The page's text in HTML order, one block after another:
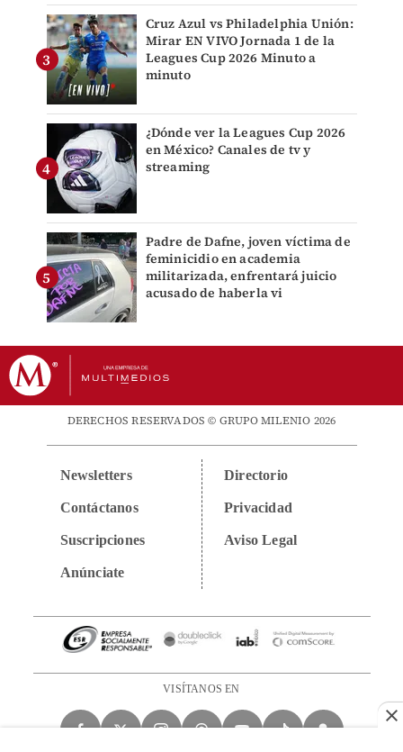
Cruz Azul vs Philadelphia Unión:
Mirar EN VIVO Jornada 1 de la
Leagues Cup 2026 Minuto a
minuto
¿Dónde ver la Leagues Cup 2026
en México? Canales de tv y
streaming
Padre de Dafne, joven víctima de
feminicidio en academia
militarizada, enfrentará juicio
acusado de haberla vi
DERECHOS RESERVADOS © GRUPO MILENIO 2026
Newsletters
Contáctanos
Suscripciones
Anúnciate
Directorio
Privacidad
Aviso Legal
VISÍTANOS EN